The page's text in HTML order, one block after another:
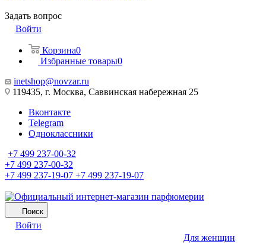
Задать вопрос
Войти
Корзина0
Избранные товары0
inetshop@novzar.ru
119435, г. Москва, Саввинская набережная 25
Вконтакте
Telegram
Одноклассники
+7 499 237-00-32
+7 499 237-00-32
+7 499 237-19-07 +7 499 237-19-07
Поиск
Войти
Для женщин